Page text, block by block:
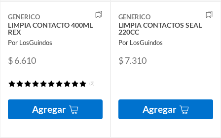
GENERICO
LIMPIA CONTACTO 400ML
REX
Por LosGuindos
$ 6.610
(2)
Agregar
GENERICO
LIMPIA CONTACTOS SEAL
220CC
Por LosGuindos
$ 7.310
Agregar